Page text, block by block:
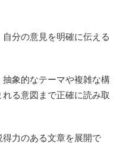
分の意見を明確に伝える
象的なテーマや複雑な構
る意図まで正確に読み取
力のある文章を展開で